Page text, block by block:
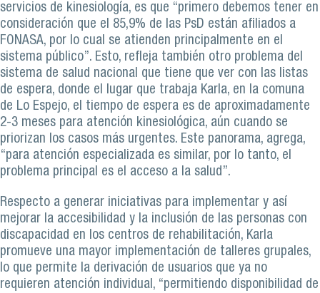
servicios de kinesiología, es que “primero debemos tener en
consideración que el 85,9% de las PsD están afiliados a
FONASA, por lo cual se atienden principalmente en el
sistema público”. Esto, refleja también otro problema del
sistema de salud nacional que tiene que ver con las listas
de espera, donde el lugar que trabaja Karla, en la comuna
de Lo Espejo, el tiempo de espera es de aproximadamente
2-3 meses para atención kinesiológica, aún cuando se
priorizan los casos más urgentes. Este panorama, agrega,
“para atención especializada es similar, por lo tanto, el
problema principal es el acceso a la salud”.
Respecto a generar iniciativas para implementar y así
mejorar la accesibilidad y la inclusión de las personas con
discapacidad en los centros de rehabilitación, Karla
promueve una mayor implementación de talleres grupales,
lo que permite la derivación de usuarios que ya no
requieren atención individual, “permitiendo disponibilidad de